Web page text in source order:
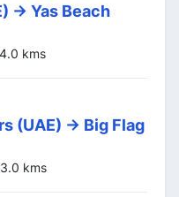
-> Yas Beach
kms
(UAE) -> Big Flag
kms